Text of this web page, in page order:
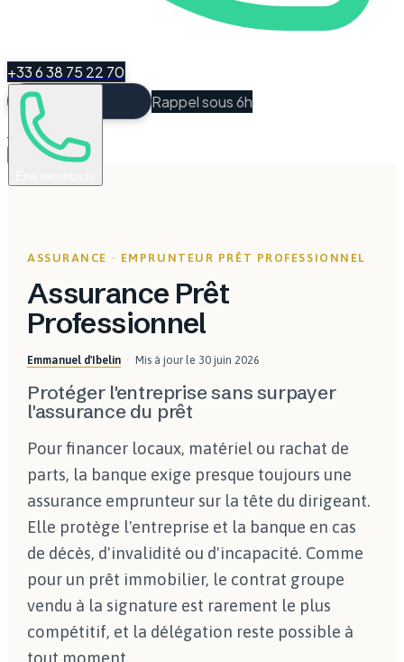
+33 6 38 75 22 70
Rappel sous 6h
Espace Client
ASSURANCE · EMPRUNTEUR PRÊT PROFESSIONNEL
Assurance Prêt
Professionnel
Emmanuel d'Ibelin Mis à jour le 30 juin 2026
Protéger l'entreprise sans surpayer
l'assurance du prêt
Pour financer locaux, matériel ou rachat de
parts, la banque exige presque toujours une
assurance emprunteur sur la tête du dirigeant.
Elle protège l'entreprise et la banque en cas
de décès, d'invalidité ou d'incapacité. Comme
pour un prêt immobilier, le contrat groupe
vendu à la signature est rarement le plus
compétitif, et la délégation reste possible à
tout moment.